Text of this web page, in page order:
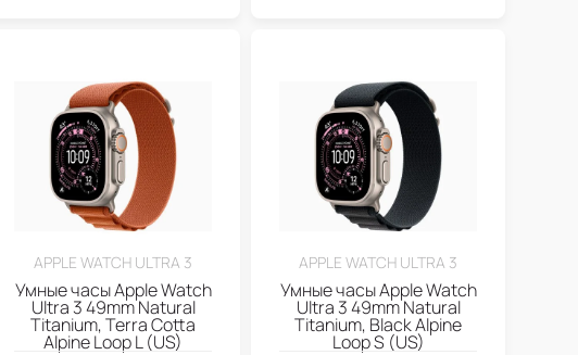
APPLE WATCH ULTRA 3
Умные часы Apple Watch
Ultra 3 49mm Natural
Titanium, Terra Cotta
Alpine Loop L (US)
APPLE WATCH ULTRA 3
Умные часы Apple Watch
Ultra 3 49mm Natural
Titanium, Black Alpine
Loop S (US)